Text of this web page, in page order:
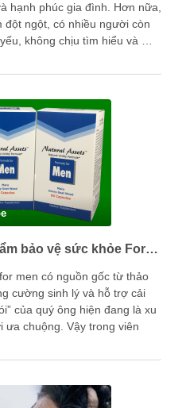
hạnh phúc gia đình. Hơn nữa,
đột ngột, có nhiều người còn
không chịu tìm hiểu và …
Công dụng của thực phẩm bảo vệ sức khỏe Formula for men là gì?
men có nguồn gốc từ thảo
cường sinh lý và hỗ trợ cải
của quý ông hiện đang là xu
chuộng. Vậy trong viên